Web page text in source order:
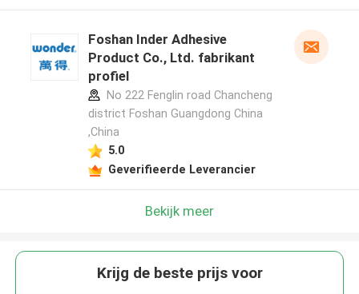
Foshan Inder Adhesive
Product Co., Ltd. fabrikant
profiel
No 222 Fenglin road Chancheng
district Foshan Guangdong China
,China
5.0
Geverifieerde Leverancier
Bekijk meer
Krijg de beste prijs voor